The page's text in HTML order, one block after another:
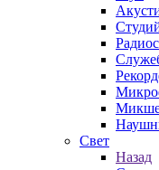
Свет
Назад